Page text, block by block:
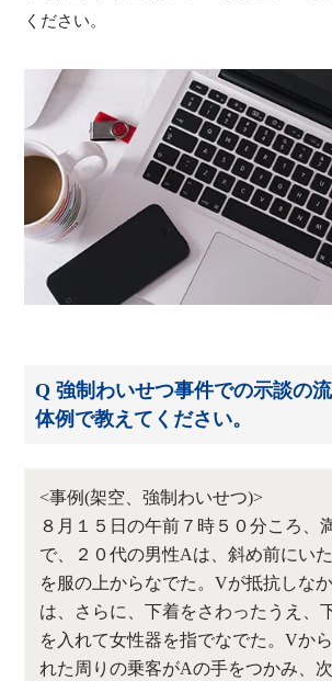
ください。
Q 強制わいせつ事件での示談の
体例で教えてください。
<事例(架空、強制わいせつ)>
８月１５日の午前７時５０分ころ、
で、２０代の男性Aは、斜め前にい
を服の上からなでた。Vが抵抗しな
は、さらに、下着をさわったうえ、
を入れて女性器を指でなでた。Vか
れた周りの乗客がAの手をつかみ、